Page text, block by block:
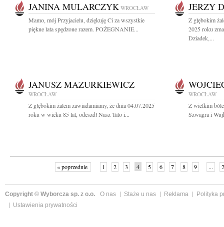
JANINA MULARCZYK WROCŁAW
Mamo, mój Przyjacielu, dziękuję Ci za wszystkie
piękne lata spędzone razem. POŻEGNANIE...
JERZY
Z głębokim
2025 roku
Dziadek,...
JANUSZ MAZURKIEWICZ
WROCŁAW
Z głębokim żalem zawiadamiamy, że dnia 04.07.2025
roku w wieku 85 lat, odeszdł Nasz Tato i...
WROCŁAW
Z wielkim
Szwagra i
« poprzednie 1 2 3 4 5 6 7 8 9 ...
Copyright © Wyborcza sp. z o.o. O nas Staże u nas Reklama
Polityka
Ustawienia prywatności